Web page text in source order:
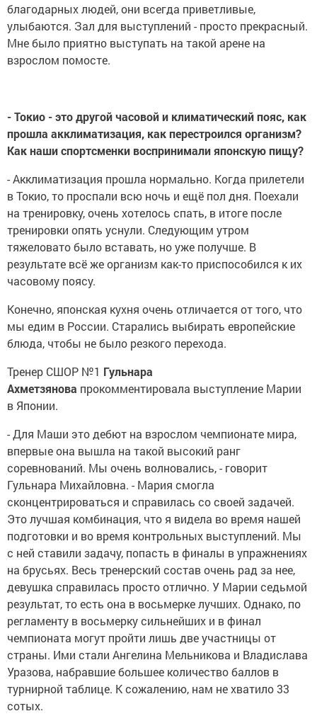
благодарных людей, они всегда приветливые,
улыбаются. Зал для выступлений - просто прекрасный.
Мне было приятно выступать на такой арене на
взрослом помосте.
- Токио - это другой часовой и климатический пояс, как
прошла акклиматизация, как перестроился организм?
Как наши спортсменки воспринимали японскую пищу?
- Акклиматизация прошла нормально. Когда прилетели
в Токио, то проспали всю ночь и ещё пол дня. Поехали
на тренировку, очень хотелось спать, в итоге после
тренировки опять уснули. Следующим утром
тяжеловато было вставать, но уже получше. В
результате всё же организм как-то приспособился к их
часовому поясу.
Конечно, японская кухня очень отличается от того, что
мы едим в России. Старались выбирать европейские
блюда, чтобы не было резкого перехода.
Тренер СШОР №1 Гульнара
Ахметзянова прокомментировала выступление Марии
в Японии.
- Для Маши это дебют на взрослом чемпионате мира,
впервые она вышла на такой высокий ранг
соревнований. Мы очень волновались, - говорит
Гульнара Михайловна. - Мария смогла
сконцентрироваться и справилась со своей задачей.
Это лучшая комбинация, что я видела во время нашей
подготовки и во время контрольных выступлений. Мы
с ней ставили задачу, попасть в финалы в упражнениях
на брусьях. Весь тренерский состав очень рад за нее,
девушка справилась просто отлично. У Марии седьмой
результат, то есть она в восьмерке лучших. Однако, по
регламенту в восьмерку сильнейших и в финал
чемпионата могут пройти лишь две участницы от
страны. Ими стали Ангелина Мельникова и Владислава
Уразова, набравшие большее количество баллов в
турнирной таблице. К сожалению, нам не хватило 33
сотых.